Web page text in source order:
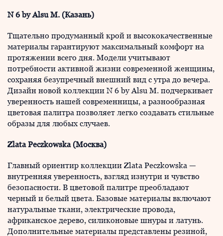
N 6 by Alsu M. (Казань)
Тщательно продуманный крой и высококачественные
материалы гарантируют максимальный комфорт на
протяжении всего дня. Модели учитывают
потребности активной жизни современной женщины,
сохраняя безупречный внешний вид с утра до вечера.
Дизайн новой коллекции N 6 by Alsu M. подчеркивает
уверенность нашей современницы, а разнообразная
цветовая палитра позволяет легко создавать стильные
образы для любых случаев.
Zlata Peczkowska (Москва)
Главный ориентир коллекции Zlata Peczkowska —
внутренняя уверенность, взгляд изнутри и чувство
безопасности. В цветовой палитре преобладают
черный и белый цвета. Базовые материалы включают
натуральные ткани, электрические провода,
африканское дерево, силиконовые шнуры и латунь.
Дополнительные материалы представлены резиной,